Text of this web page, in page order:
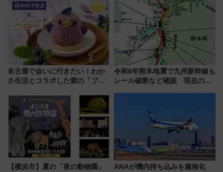
治体は？ 2026年は対象のエリア
が拡大！
を快適移動
名古屋で会いに行きたい！わか
さ生活とコラボした紫の「ブル
令和8年熊本地震で九州新幹線も
レール破断など確認 現在の運
【横浜市】夏の「夜の動物園」
ANAが機内持ち込みを厳格化